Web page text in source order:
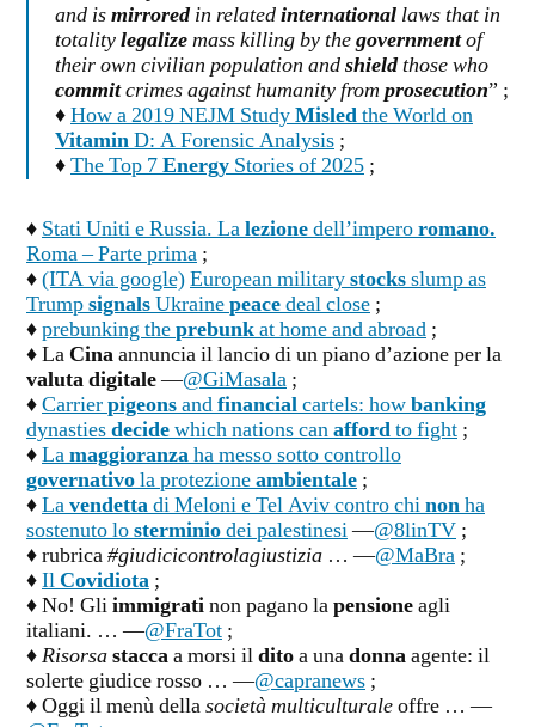
and ismirroredin relatedinternational laws that in
totalitylegalizemass killing by thegovernmentof
their own civilian population andshieldthose who
commitcrimes against humanity from prosecution” ;
♦How a 2019 NEJM StudyMisledthe World on
VitaminD: A Forensic Analysis ;
♦The Top 7Energy Stories of 2025 ;
♦ Stati Uniti e Russia. Lalezionedell’imperoromano.
Roma – Parte prima ;
♦(ITA via google)European militarystocksslump as
TrumpsignalsUkrainepeacedeal close ;
♦prebunking theprebunkat home and abroad ;
♦ La Cinaannuncia il lancio di un piano d’azione per la
valuta digitale—@GiMasala ;
♦Carrierpigeonsandfinancialcartels: howbanking
dynastiesdecidewhich nations canaffordto fight ;
♦Lamaggioranzaha messo sotto controllo
governativola protezioneambientale ;
♦Lavendettadi Meloni e Tel Aviv contro chinonha
sostenuto losterminiodei palestinesi—@8linTV ;
♦ rubrica#giudicicontrolagiustizia … —@MaBra ;
♦IlCovidiota ;
♦ No! Gliimmigratinon pagano lapensioneagli
italiani. … —@FraTot ;
♦Risorsastaccaa morsi ilditoa unadonnaagente: il
solerte giudice rosso … —@capranews ;
♦ Oggi il menù dellasocietà multiculturaleoffre … —